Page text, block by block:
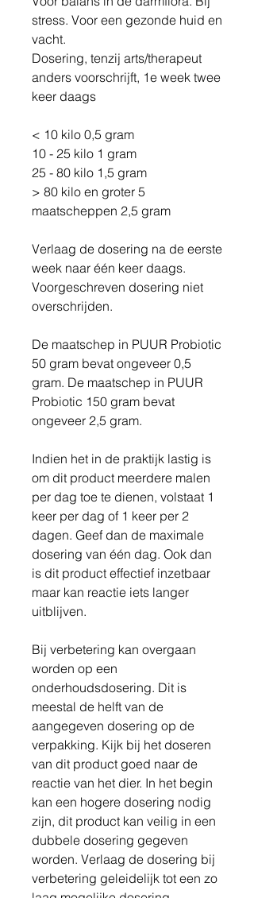
stress. Voor een gezonde huid en
vacht.
Dosering, tenzij arts/therapeut
anders voorschrijft, 1e week twee
keer daags
< 10 kilo 0,5 gram
10 - 25 kilo 1 gram
25 - 80 kilo 1,5 gram
> 80 kilo en groter 5
maatscheppen 2,5 gram
Verlaag de dosering na de eerste
week naar één keer daags.
Voorgeschreven dosering niet
overschrijden.
De maatschep in PUUR Probiotic
50 gram bevat ongeveer 0,5
gram. De maatschep in PUUR
Probiotic 150 gram bevat
ongeveer 2,5 gram.
Indien het in de praktijk lastig is
om dit product meerdere malen
per dag toe te dienen, volstaat 1
keer per dag of 1 keer per 2
dagen. Geef dan de maximale
dosering van één dag. Ook dan
is dit product effectief inzetbaar
maar kan reactie iets langer
uitblijven.
Bij verbetering kan overgaan
worden op een
onderhoudsdosering. Dit is
meestal de helft van de
aangegeven dosering op de
verpakking. Kijk bij het doseren
van dit product goed naar de
reactie van het dier. In het begin
kan een hogere dosering nodig
zijn, dit product kan veilig in een
dubbele dosering gegeven
worden. Verlaag de dosering bij
verbetering geleidelijk tot een zo